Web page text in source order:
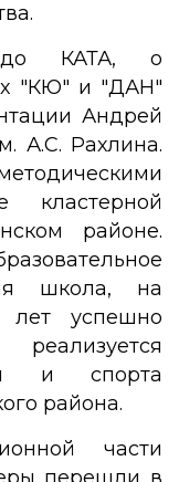
КАТА, о
"КЮ" и "ДАН"
Андрей
А.С. Рахлина.
кластерной
районе.
школа, на
лет успешно
и спорта
района.
части